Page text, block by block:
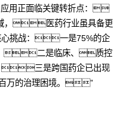
用正面临关键转折点：
，医药行业虽具备更
挑战：一是75%的企
；二是临床、质控
三是跨国药企已出现
百万的治理困境。”